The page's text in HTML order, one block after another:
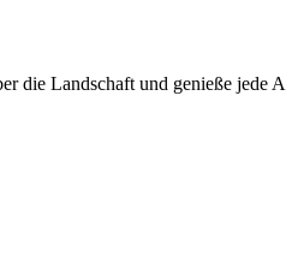
Landschaft und genieße jede